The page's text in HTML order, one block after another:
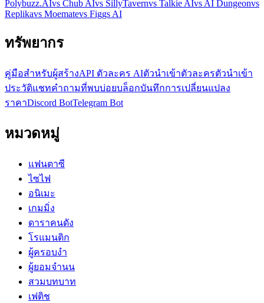
Polybuzz.AIvs Chub AIvs SillyTavernvs Talkie AIvs AI Dungeonvs
Replikavs Moematevs Figgs AI
ทรัพยากร
คู่มือสำหรับผู้สร้างAPI ตัวละคร AIตัวนำเข้าตัวละครตัวนำเข้า
ประวัติแชทคำถามที่พบบ่อยบล็อกบันทึกการเปลี่ยนแปลง
ราคาDiscord BotTelegram Bot
หมวดหมู่
แฟนตาซี
ไซไฟ
อนิเมะ
เกมมิ่ง
ดาราคนดัง
โรแมนติก
ผู้ครอบงำ
ผู้ยอมจำนน
สวมบทบาท
เฟติช